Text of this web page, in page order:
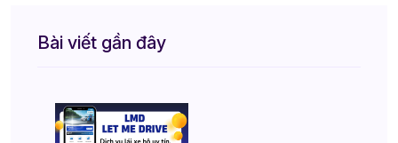
Bài viết gần đây